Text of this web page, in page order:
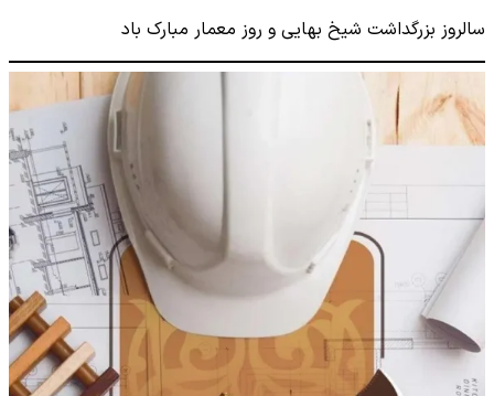
سالروز بزرگداشت شیخ بهایی و روز معمار مبارک باد